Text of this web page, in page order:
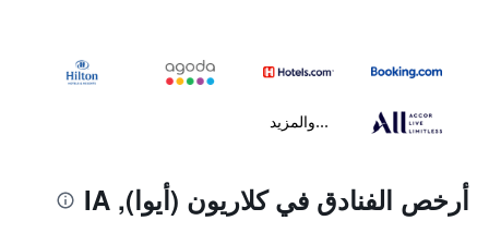
...والمزيد
أرخص الفنادق في كلاريون (أيوا), IA